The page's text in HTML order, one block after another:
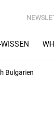
Bulgarien